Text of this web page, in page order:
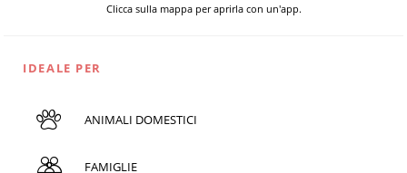
Clicca sulla mappa per aprirla con un'app.
IDEALE PER
ANIMALI DOMESTICI
FAMIGLIE